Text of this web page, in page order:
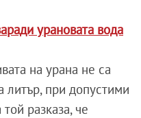
урановата вода
на урана не са
литър, при допустими
разказа, че